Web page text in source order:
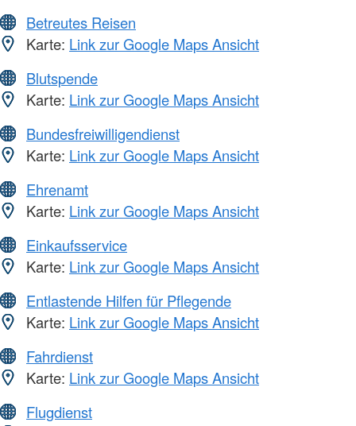
Betreutes Reisen
Karte: Link zur Google Maps Ansicht
Blutspende
Karte: Link zur Google Maps Ansicht
Bundesfreiwilligendienst
Karte: Link zur Google Maps Ansicht
Ehrenamt
Karte: Link zur Google Maps Ansicht
Einkaufsservice
Karte: Link zur Google Maps Ansicht
Entlastende Hilfen für Pflegende
Karte: Link zur Google Maps Ansicht
Fahrdienst
Karte: Link zur Google Maps Ansicht
Flugdienst